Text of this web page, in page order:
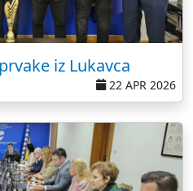
iz Lukavca
22 APR 2026